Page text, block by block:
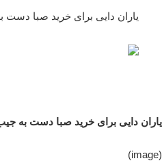
یاران دایی برای خرید صبا دست
یاران دایی برای خرید صبا دست به
(image)